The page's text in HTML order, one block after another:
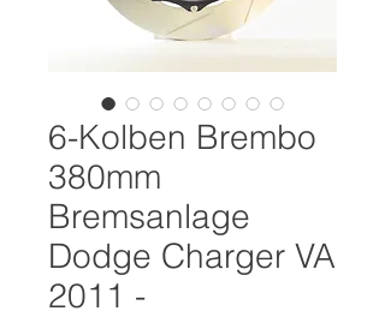
6-Kolben Brembo
380mm
Bremsanlage
Dodge Charger VA
2011 -